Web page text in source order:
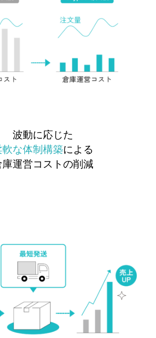
波動に応じた
軟な体制構築による
庫運営コストの削減